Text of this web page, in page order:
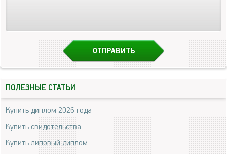
ПОЛЕЗНЫЕ СТАТЬИ
Купить диплом 2026 года
Купить свидетельства
Купить липовый диплом